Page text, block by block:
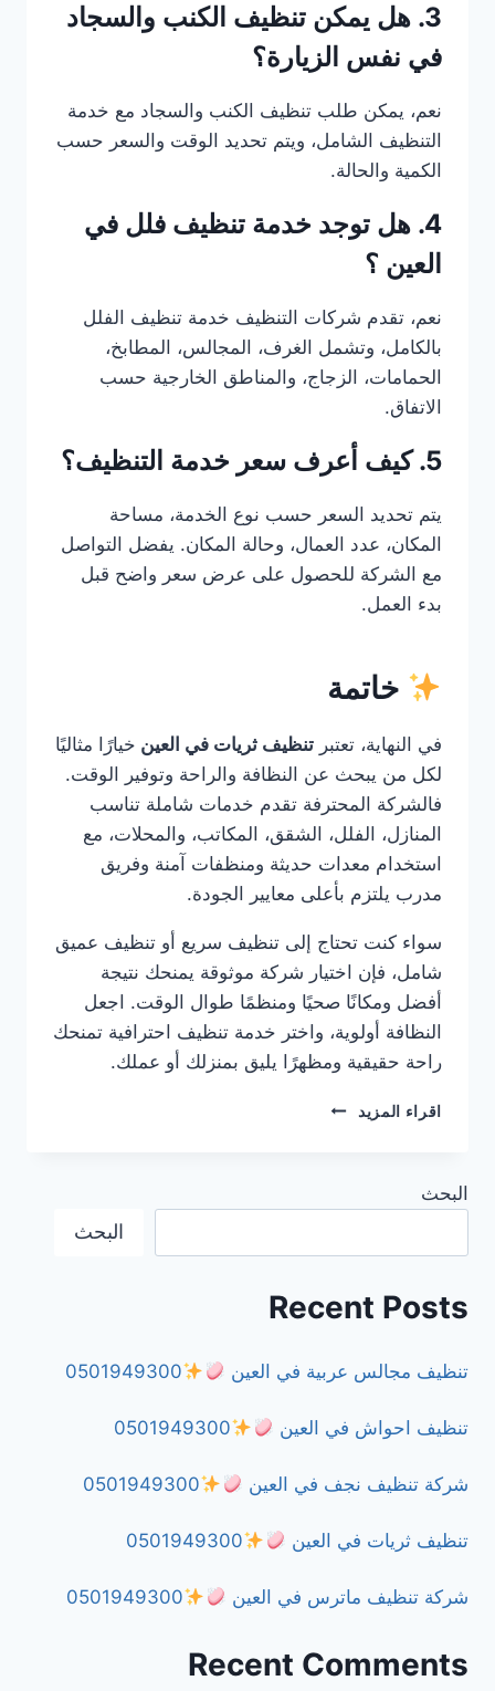
3. هل يمكن تنظيف الكنب والسجاد
في نفس الزيارة؟
نعم، يمكن طلب تنظيف الكنب والسجاد مع خدمة
التنظيف الشامل، ويتم تحديد الوقت والسعر حسب
الكمية والحالة.
4. هل توجد خدمة تنظيف فلل في
العين ؟
نعم، تقدم شركات التنظيف خدمة تنظيف الفلل
بالكامل، وتشمل الغرف، المجالس، المطابخ،
الحمامات، الزجاج، والمناطق الخارجية حسب
الاتفاق.
5. كيف أعرف سعر خدمة التنظيف؟
يتم تحديد السعر حسب نوع الخدمة، مساحة
المكان، عدد العمال، وحالة المكان. يفضل التواصل
مع الشركة للحصول على عرض سعر واضح قبل
بدء العمل.
خاتمة
في النهاية، تعتبر تنظيف ثريات في العين خيارًا مثاليًا
لكل من يبحث عن النظافة والراحة وتوفير الوقت.
فالشركة المحترفة تقدم خدمات شاملة تناسب
المنازل، الفلل، الشقق، المكاتب، والمحلات، مع
استخدام معدات حديثة ومنظفات آمنة وفريق
مدرب يلتزم بأعلى معايير الجودة.
سواء كنت تحتاج إلى تنظيف سريع أو تنظيف عميق
شامل، فإن اختيار شركة موثوقة يمنحك نتيجة
أفضل ومكانًا صحيًا ومنظمًا طوال الوقت. اجعل
النظافة أولوية، واختر خدمة تنظيف احترافية تمنحك
راحة حقيقية ومظهرًا يليق بمنزلك أو عملك.
اقراء المزيد
تنظيف
البحث
البحث
Recent Posts
تنظيف مجالس عربية في العين 0501949300
تنظيف احواش في العين 0501949300
شركة تنظيف نجف في العين 0501949300
تنظيف ثريات في العين 0501949300
شركة تنظيف ماترس في العين 0501949300
Recent Comments